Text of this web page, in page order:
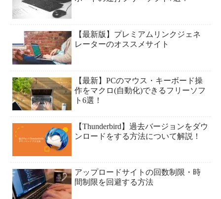
【最新版】プレミアムリンクジェネ
レーターのオススメサイト
【最新】PCのマウス・キーボード操
作をマクロ(自動化)できるフリーソフ
ト6選！
【Thunderbird】過去バージョンをダウ
ンロードをする方法について解説！
アップロードサイトの回数制限・時
間制限を回避する方法